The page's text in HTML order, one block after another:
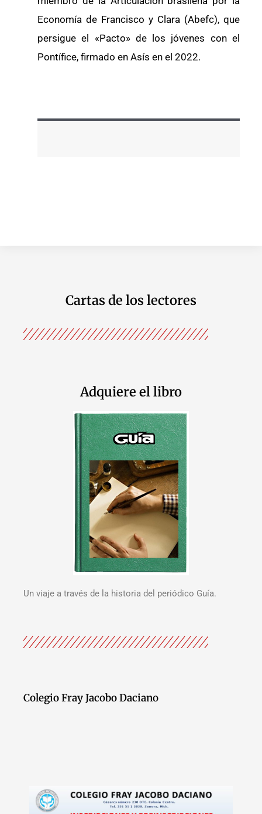
Economía de Francisco y Clara (Abefc), que
persigue el «Pacto» de los jóvenes con el
Pontífice, firmado en Asís en el 2022.
Cartas de los lectores
Adquiere el libro
Un viaje a través de la historia del periódico Guía.
Colegio Fray Jacobo Daciano